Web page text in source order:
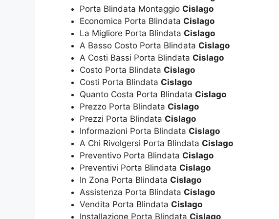
Porta Blindata Montaggio Cislago
Economica Porta Blindata Cislago
La Migliore Porta Blindata Cislago
A Basso Costo Porta Blindata Cislago
A Costi Bassi Porta Blindata Cislago
Costo Porta Blindata Cislago
Costi Porta Blindata Cislago
Quanto Costa Porta Blindata Cislago
Prezzo Porta Blindata Cislago
Prezzi Porta Blindata Cislago
Informazioni Porta Blindata Cislago
A Chi Rivolgersi Porta Blindata Cislago
Preventivo Porta Blindata Cislago
Preventivi Porta Blindata Cislago
In Zona Porta Blindata Cislago
Assistenza Porta Blindata Cislago
Vendita Porta Blindata Cislago
Installazione Porta Blindata Cislago